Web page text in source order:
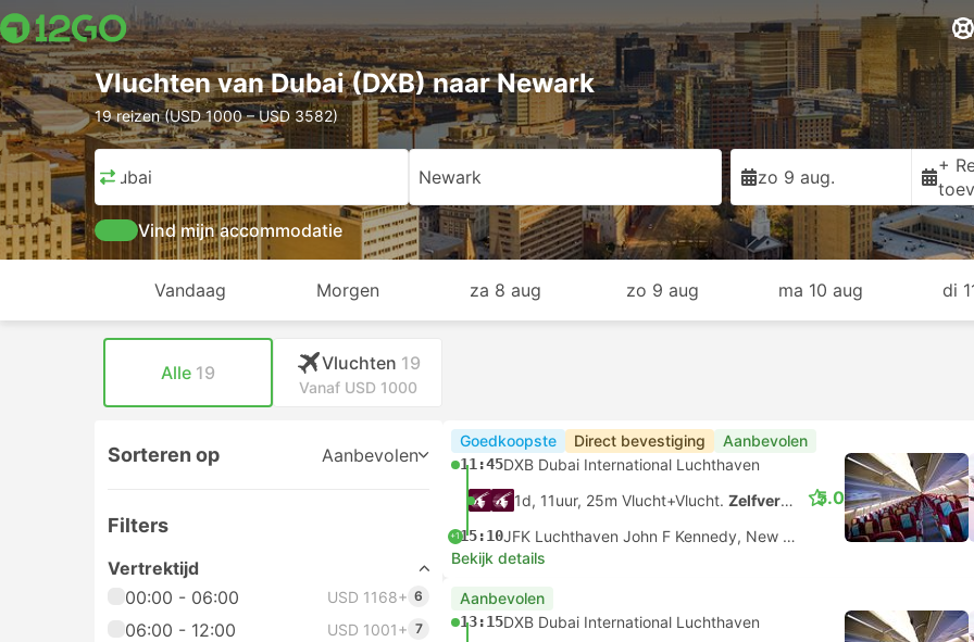
Vluchten van Dubai (DXB) naar Newark
19 reizen (USD 1000 – USD 3582)
Dubai Newark zo 9 aug.
+
Vind mijn accommodatie
Vandaag Morgen za 8 aug zo 9 aug ma 10 aug di
Alle 19 Vluchten 19
Vanaf USD 1000
Sorteren op Aanbevolen
Filters
Vertrektijd
00:00 - 06:00
USD 1168+ 6
06:00 - 12:00 USD 1001+ 7
Goedkoopste Direct bevestiging Aanbevolen
11:45DXB Dubai International Luchthaven
1d, 11uur, 25m Vlucht+Vlucht. Zelfverbinding
+115:10 JFK Luchthaven John F Kennedy, New York
5.0
Bekijk details
Aanbevolen
13:15DXB Dubai International Luchthaven